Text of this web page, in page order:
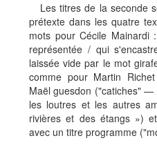
Les titres de la seconde
prétexte dans les quatre
mots pour Cécile
représentée / qui
laissée vide par le mot
comme pour Martin
Maël guesdon ("catiches"
les loutres et les autres
rivières et des étangs »)
avec un titre programme